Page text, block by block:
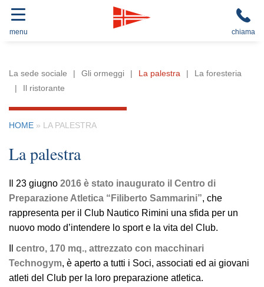
menu chiama
La sede sociale Gli ormeggi La palestra
La foresteria
Il ristorante
HOME » LA PALESTRA
La palestra
Il 23 giugno 2016 è stato inaugurato il Centro di
Preparazione Atletica “Filiberto Sammarini”, che
rappresenta per il Club Nautico Rimini una sfida per un
nuovo modo d’intendere lo sport e la vita del Club.
centro, 170 mq., attrezzato con macchinari
Technogym, è aperto a tutti i Soci, associati ed ai giovani
atleti del Club per la loro preparazione atletica.